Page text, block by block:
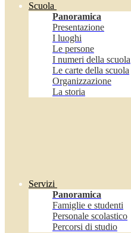
Scuola
Panoramica
Presentazione
I luoghi
Le persone
I numeri della scuola
Le carte della scuola
Organizzazione
La storia
Servizi
Panoramica
Famiglie e studenti
Personale scolastico
Percorsi di studio